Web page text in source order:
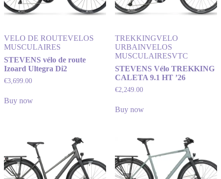
VELO DE ROUTEVELOS
MUSCULAIRES
STEVENS vélo de route
Izoard Ultegra Di2
€3,699.00
Buy now
TREKKINGVELO
URBAINVELOS
MUSCULAIRESVTC
STEVENS Vélo TREKKING
CALETA 9.1 HT ’26
€2,249.00
Buy now